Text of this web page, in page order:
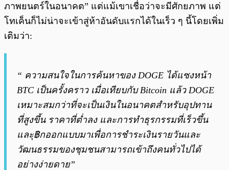
ภาพยนตร์ในอนาคต” แต่แม้เขาเชื่อว่าจะมีศักยภาพ แต่
โทเค็นก็ไม่น่าจะเข้าสู่ห้าอันดับแรกได้ในเร็ว ๆ นี้โดยเพิ่ม
เติมว่า:
“ ความสนใจในการค้นหาของ DOGE ได้แซงหน้า
BTC เป็นครั้งคราว เมื่อเทียบกับ Bitcoin แล้ว DOGE
เหมาะสมกว่าที่จะเป็นเงินในอนาคตสำหรับอุปทาน
ที่สูงขึ้น ราคาที่ต่ำลง และการทำธุรกรรมที่เร็วขึ้น
และุ฿กออกแบบมาเพื่อการชำระเงินรายวันและ
วัฒนธรรมของชุมชนสามารถเข้าถึงคนทั่วไปได้
อย่างง่ายดาย”